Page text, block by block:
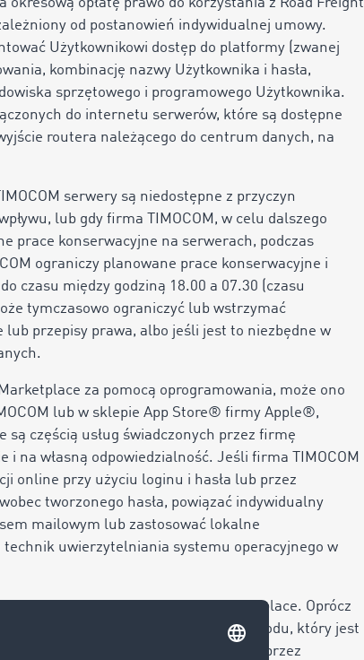
okresową opłatę prawo do korzystania z Road Freight
od postanowień indywidualnej umowy.
Użytkownikowi dostęp do platformy (zwanej
kombinację nazwy Użytkownika i hasła,
sprzętowego i programowego Użytkownika.
do internetu serwerów, które są dostępne
routera należącego do centrum danych, na
serwery są niedostępne z przyczyn
lub gdy firma TIMOCOM, w celu dalszego
prace konserwacyjne na serwerach, podczas
ograniczy planowane prace konserwacyjne i
czasu między godziną 18.00 a 07.30 (czasu
tymczasowo ograniczyć lub wstrzymać
lub przepisy prawa, albo jeśli jest to niezbędne w
za pomocą oprogramowania, może ono
lub w sklepie App Store® firmy Apple®,
częścią usług świadczonych przez firmę
i na własną odpowiedzialność. Jeśli firma TIMOCOM
online przy użyciu loginu i hasła lub przez
tworzonego hasła, powiązać indywidualny
mailowym lub zastosować lokalne
technik uwierzytelniania systemu operacyjnego w
w celu zalogowania się do Marketplace. Oprócz
jednorazowo wygenerowanego kodu, który jest
takiego jak smartfon (np. poprzez